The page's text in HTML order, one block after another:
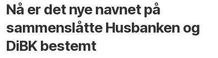
Nå er det nye navnet på
sammenslåtte Husbanken og
DiBK bestemt